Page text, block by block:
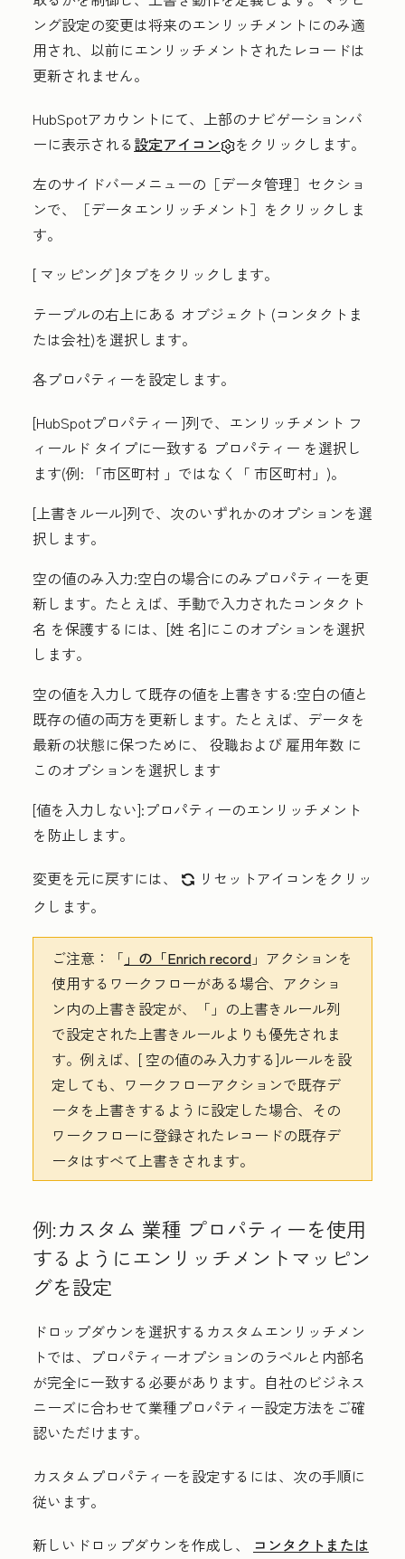
ング設定の変更は将来のエンリッチメントにのみ適
用され、以前にエンリッチメントされたレコードは
更新されません。
HubSpotアカウントにて、上部のナビゲーションバ
ーに表示される設定アイコン
をクリックします。
左のサイドバーメニューの［データ管理］セクショ
ンで、
［データエンリッチメント］をクリックしま
す。
[ マッピング]タブをクリックします。
テーブルの右上にある オブジェクト (コンタクトま
たは会社)を選択します。
各プロパティーを設定します。
[HubSpotプロパティー ]列で、エンリッチメント フ
ィールド タイプに一致する プロパティー を選択し
ます(例:
「市区町村 」ではなく「 市区町村」)。
[上書きルール]列で、次のいずれかのオプションを選
択します。
空の値のみ入力:空白の場合にのみプロパティーを更
新します。たとえば、手動で入力されたコンタクト
名 を保護するには、[姓 名]にこのオプションを選択
します。
空の値を入力して既存の値を上書きする:空白の値と
既存の値の両方を更新します。たとえば、データを
最新の状態に保つために、 役職および 雇用年数 に
このオプションを選択します
[値を入力しない]:プロパティーのエンリッチメント
を防止します。
変更を元に戻すには、
refresh
リセットアイコンをクリッ
クします。
ご注意： 「 」の「Enrich record 」アクションを
使用するワークフローがある場合、アクショ
ン内の上書き設定が、「 」の上書きルール列
で設定された上書きルールよりも優先されま
す。例えば、[ 空の値のみ入力する]ルールを設
定しても、ワークフローアクションで既存デ
ータを上書きするように設定した場合、その
ワークフローに登録されたレコードの既存デ
ータはすべて上書きされます。
例:カスタム 業種 プロパティーを使用
するようにエンリッチメントマッピン
グを設定
ドロップダウンを選択するカスタムエンリッチメン
トでは、プロパティーオプションのラベルと内部名
が完全に一致する必要があります。自社のビジネス
ニーズに合わせて業種プロパティー設定方法をご確
認いただけます。
カスタムプロパティーを設定するには、次の手順に
従います。
新しいドロップダウンを作成し、 コンタクトまたは